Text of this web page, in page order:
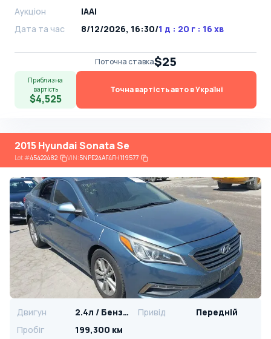
Аукціон
IAAI
Дата та час
8/12/2026, 16:30/1 д : 20 г : 16 хв
Поточна ставка$25
Приблизна
вартість
$4,525
Точна вартість авто в Україні
2015 Hyundai Sonata Se
Lot#45422482 VIN:5NPE24AF4FH119577
Двигун 2.4л / Бензин Привід
Передній
Пробіг
199,300 км